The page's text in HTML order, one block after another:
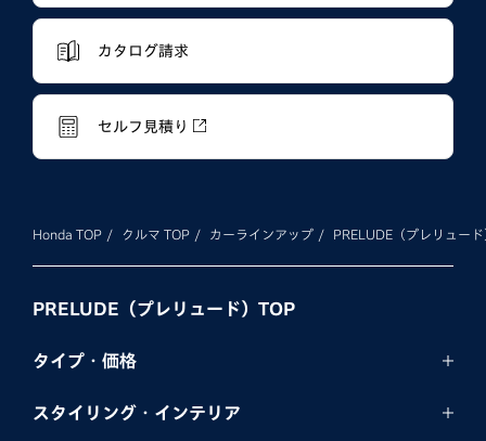
カタログ請求
セルフ見積り
Honda TOP クルマ TOP カーラインアップ PRELUDE（プレリュード
PRELUDE（プレリュード）TOP
タイプ・価格
スタイリング・ インテリア